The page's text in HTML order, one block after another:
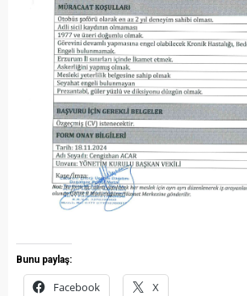
Bunu paylaş:
Facebook X